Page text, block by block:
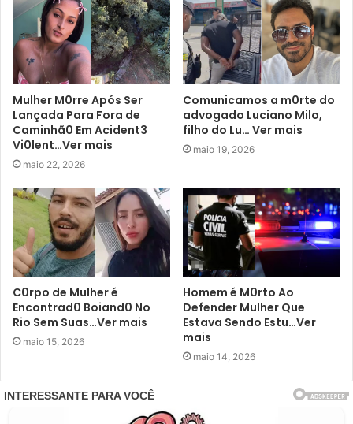
Mulher M0rre Após Ser
Lançada Para Fora de
Caminhã0 Em Acident3
Vi0lent…Ver mais
maio 22, 2026
Comunicamos a m0rte do
advogado Luciano Milo,
filho do Lu… Ver mais
maio 19, 2026
C0rpo de Mulher é
Encontrad0 Boiand0 No
Rio Sem Suas…Ver mais
maio 15, 2026
Homem é M0rto Ao
Defender Mulher Que
Estava Sendo Estu…Ver
mais
maio 14, 2026